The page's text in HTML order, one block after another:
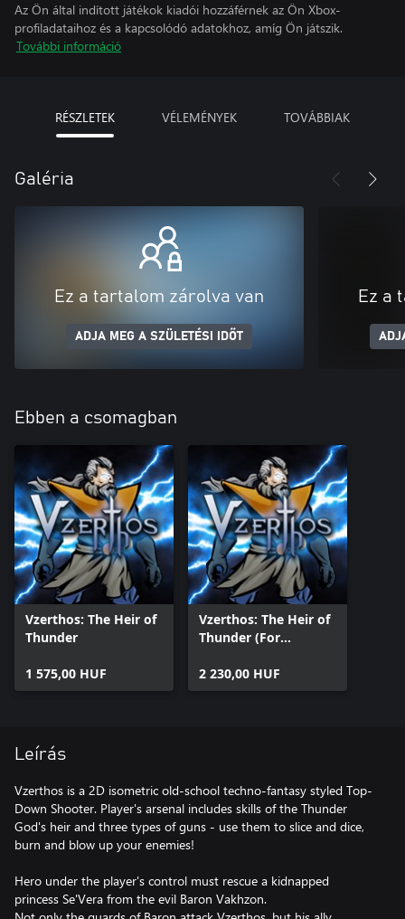
Az Ön által indított játékok kiadói hozzáférnek az Ön Xbox-
profiladataihoz és a kapcsolódó adatokhoz, amíg Ön játszik.
További információ
RÉSZLETEK VÉLEMÉNYEK TOVÁBBIAK
Galéria
Ez a tartalom zárolva van
ADJA MEG A SZÜLETÉSI IDŐT
Ez a
Ebben a csomagban
Vzerthos: The Heir of
Thunder
1 575,00 HUF
Vzerthos: The Heir of
Thunder (For
2 230,00 HUF
Leírás
Vzerthos is a 2D isometric old-school techno-fantasy styled Top-
Down Shooter. Player's arsenal includes skills of the Thunder
God's heir and three types of guns - use them to slice and dice,
burn and blow up your enemies!
Hero under the player's control must rescue a kidnapped
princess Se'Vera from the evil Baron Vakhzon.